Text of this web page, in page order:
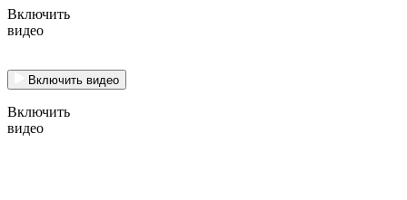
Включить
видео
Включить видео
Включить
видео